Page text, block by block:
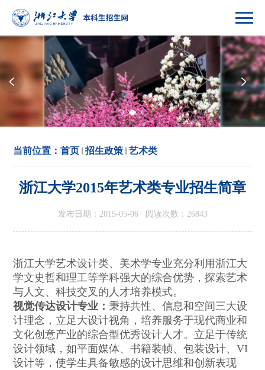
当前位置：首页 招生政策 艺术类
浙江大学2015年艺术类专业招生简章
发布日期：2015-05-06 阅读次数： 26843
浙江大学艺术设计类、美术学专业充分利用浙江大
学文史哲和理工等学科强大的综合优势，探索艺术
与人文、科技交叉的人才培养模式。
视觉传达设计专业： 秉持共性、信息和空间三大设
计理念，立足大设计视角，培养服务于现代商业和
文化创意产业的综合型优秀设计人才。立足于传统
设计领域，如平面媒体、书籍装帧、包装设计、VI
设计等，使学生具备敏感的设计思维和创新表现